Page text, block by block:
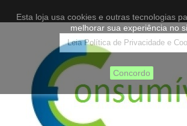
Esta loja usa cookies e outras tecnologias
melhorar sua experiência no
Leia Política de Privacidade e
Concordo